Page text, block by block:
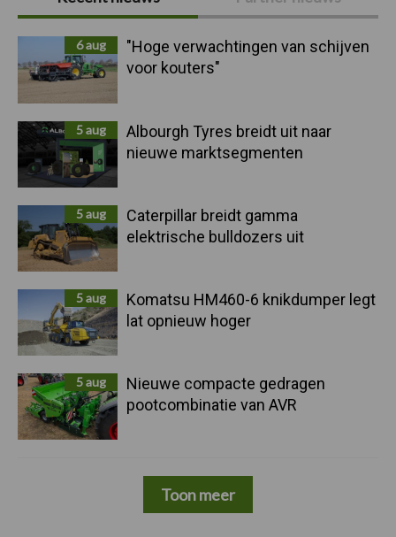
Sidebar
6 aug
"Hoge verwachtingen van schijven
voor kouters"
5 aug
Albourgh Tyres breidt uit naar
nieuwe marktsegmenten
5 aug
Caterpillar breidt gamma
elektrische bulldozers uit
5 aug
Komatsu HM460-6 knikdumper legt
lat opnieuw hoger
5 aug
Nieuwe compacte gedragen
pootcombinatie van AVR
Toon meer